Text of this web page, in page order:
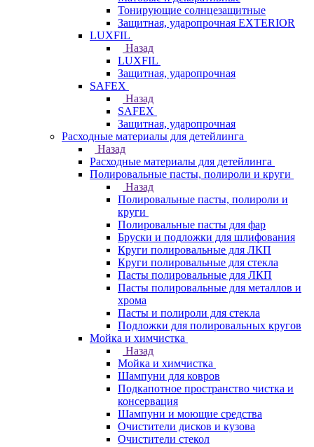
Тонирующие солнцезащитные
Защитная, ударопрочная EXTERIOR
LUXFIL
Назад
LUXFIL
Защитная, ударопрочная
SAFEX
Назад
SAFEX
Защитная, ударопрочная
Расходные материалы для детейлинга
Назад
Расходные материалы для детейлинга
Полировальные пасты, полироли и круги
Назад
Полировальные пасты, полироли и
круги
Полировальные пасты для фар
Бруски и подложки для шлифования
Круги полировальные для ЛКП
Круги полировальные для стекла
Пасты полировальные для ЛКП
Пасты полировальные для металлов и
хрома
Пасты и полироли для стекла
Подложки для полировальных кругов
Мойка и химчистка
Назад
Мойка и химчистка
Шампуни для ковров
Подкапотное пространство чистка и
консервация
Шампуни и моющие средства
Очистители дисков и кузова
Очистители стекол